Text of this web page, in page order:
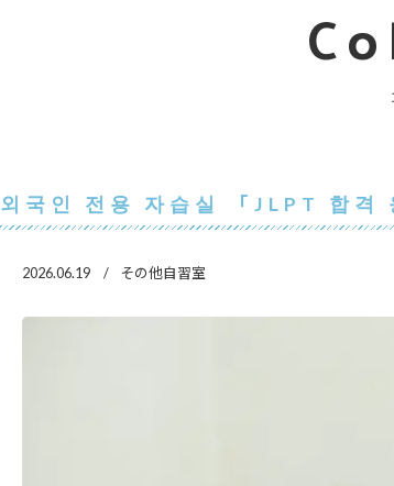
외국인 전용 자습실 「JLPT 합격
2026.06.19 その他自習室